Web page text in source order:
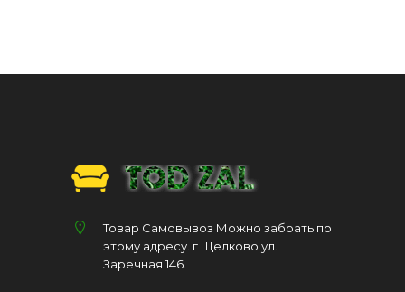
Товар Самовывоз Можно забрать по
этому адресу. г Щелково ул.
Заречная 146.